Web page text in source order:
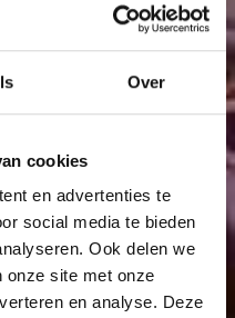
Over
cookies
en advertenties te
social media te bieden
Ook delen we
onze site met onze
en analyse. Deze